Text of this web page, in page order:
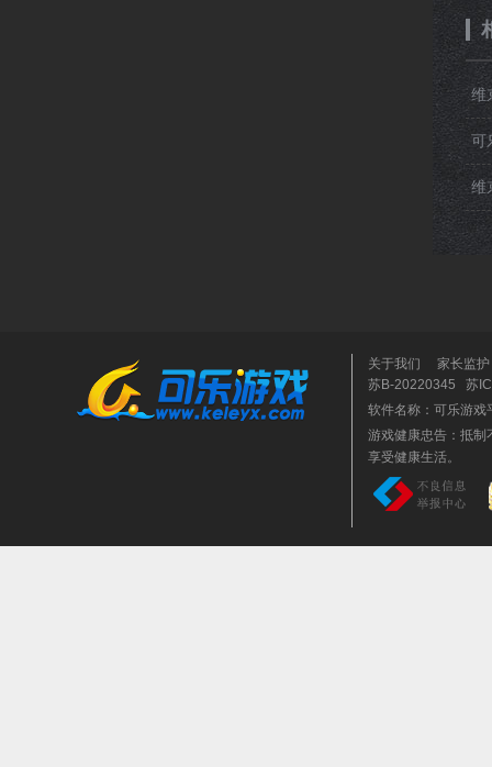
维
关于我们
家长监护
苏B-20220345
苏
软件名称：可乐游戏
游戏健康忠告：抵制
享受健康生活。